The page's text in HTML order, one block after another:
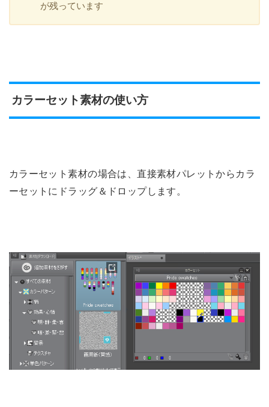
が残っています
カラーセット素材の使い方
カラーセット素材の場合は、直接素材パレットからカラ
ーセットにドラッグ＆ドロップします。